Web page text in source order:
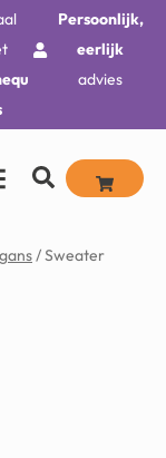
Persoonlijk,
eerlijk
advies
/ Sweater